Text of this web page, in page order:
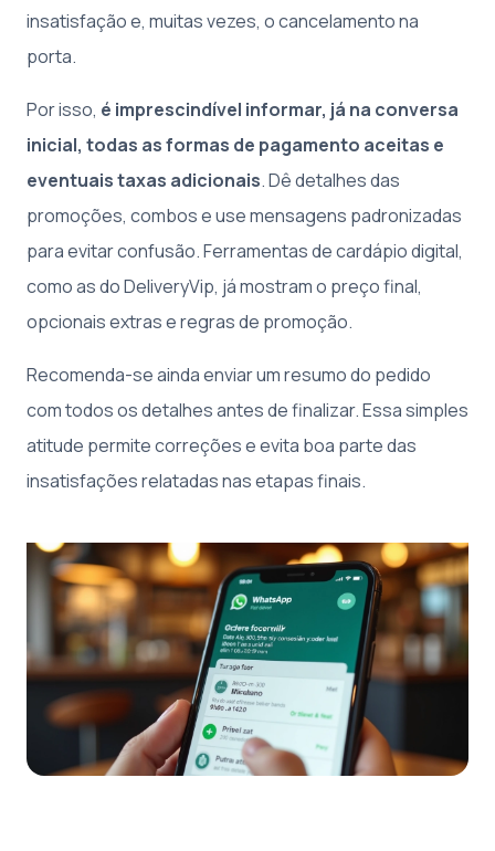
insatisfação e, muitas vezes, o cancelamento na
porta.
Por isso, é imprescindível informar, já na conversa
inicial, todas as formas de pagamento aceitas e
eventuais taxas adicionais. Dê detalhes das
promoções, combos e use mensagens padronizadas
para evitar confusão. Ferramentas de cardápio digital,
como as do DeliveryVip, já mostram o preço final,
opcionais extras e regras de promoção.
Recomenda-se ainda enviar um resumo do pedido
com todos os detalhes antes de finalizar. Essa simples
atitude permite correções e evita boa parte das
insatisfações relatadas nas etapas finais.